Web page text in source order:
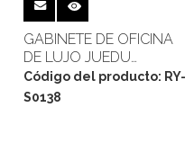
GABINETE DE OFICINA
DE LUJO JUEDU
RONGYUE
Código del producto: RY-
S0138